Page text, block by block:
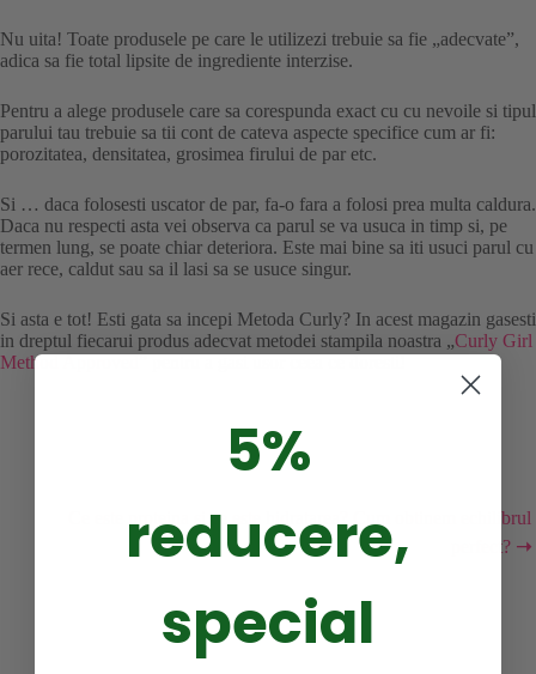
Nu uita! Toate produsele pe care le utilizezi trebuie sa fie „adecvate”,
adica sa fie total lipsite de ingrediente interzise.
Pentru a alege produsele care sa corespunda exact cu cu nevoile si tipul
parului tau trebuie sa tii cont de cateva aspecte specifice cum ar fi:
porozitatea, densitatea, grosimea firului de par etc.
Si … daca folosesti uscator de par, fa-o fara a folosi prea multa caldura.
Daca nu respecti asta vei observa ca parul se va usuca in timp si, pe
termen lung, se poate chiar deteriora. Este mai bine sa iti usuci parul cu
aer rece, caldut sau sa il lasi sa se usuce singur.
Si asta e tot! Esti gata sa incepi Metoda Curly? In acest magazin gasesti
in dreptul fiecarui produs adecvat metodei stampila noastra „Curly Girl
Method Approved
Ce este proteina si ce este hidratarea? Cum obtinem echilibrul
perfect? ➝
5%
reducere,
special